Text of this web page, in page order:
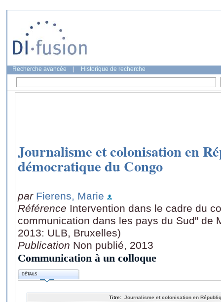
Recherche avancée Historique de recherche
Journalisme et colonisation en
démocratique du Congo
par Fierens, Marie
Référence Intervention dans le cadre du
communication dans les pays du Sud" de
2013: ULB, Bruxelles)
Publication Non publié, 2013
Communication à un colloque
DÉTAILS
Titre: Journalisme et colonisation en